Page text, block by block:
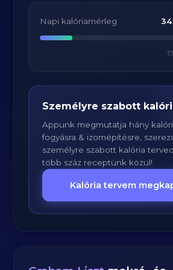
Napi kalóriamérleg
17
Személyre szabott
Appunk megmutatja hány
fogyásra & izomépítésre,
személyre szabott kalória
több száz receptünk közül!
Kalória tervem